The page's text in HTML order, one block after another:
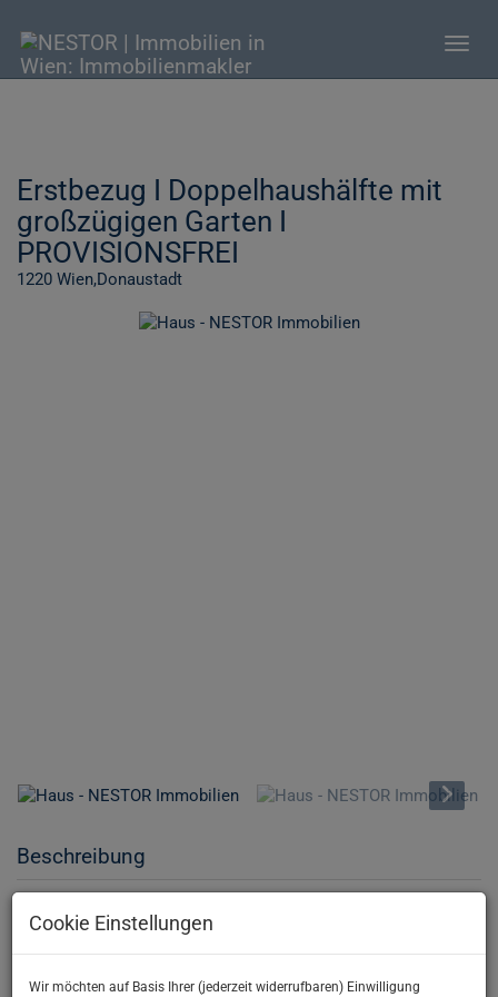
Erstbezug I Doppelhaushälfte mit
großzügigen Garten I
PROVISIONSFREI
1220 Wien,Donaustadt
Beschreibung
PROVISIONSFREI
www.immonestor.at - Weitere ähnlicheImmobilienfinden Sie
Cookie Einstellungen
Wir möchten auf Basis Ihrer (jederzeit widerrufbaren) Einwilligung